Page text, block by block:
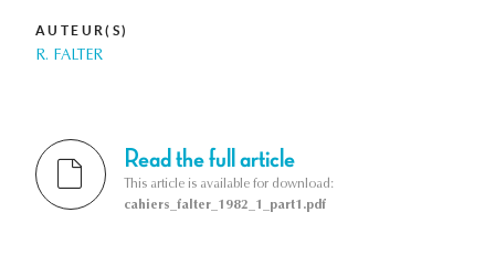
AUTEUR(S)
R. FALTER
Read the full article
This article is available for download:
cahiers_falter_1982_1_part1.pdf